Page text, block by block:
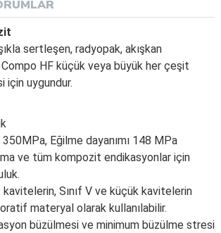
sertleşen, radyopak, akışkan
HF küçük veya büyük her çeşit
için uygundur.
350MPa, Eğilme dayanımı 148 MPa
ve tüm kompozit endikasyonlar için
kavitelerin, Sınıf V ve küçük kavitelerin
materyal olarak kullanılabilir.
büzülmesi ve minimum büzülme stresi